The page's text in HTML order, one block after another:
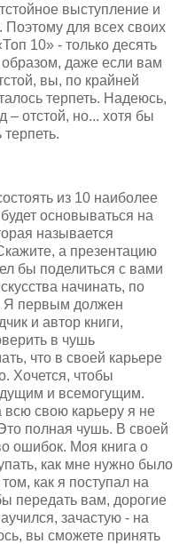
выступление и
Поэтому для всех своих
10» - только десять
даже если вам
вы, по крайней
терпеть. Надеюсь,
– отстой, но... хотя бы
терпеть.
из 10 наиболее
основываться на
называется
а презентацию
бы поделиться с вами
начинать, по
Я первым должен
и автор книги,
в чушь
что в своей карьере
Хочется, чтобы
и всемогущим.
всю свою карьеру я не
полная чушь. В своей
ошибок. Моя книга о
как мне нужно было
как я поступал на
передать вам, дорогие
зачастую - на
вы сможете принять